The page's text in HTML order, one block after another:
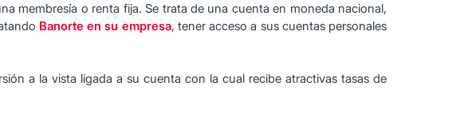
membresía o renta fija. Se trata de una cuenta en moneda nacional,
Banorte en su empresa, tener acceso a sus cuentas personales
a la vista ligada a su cuenta con la cual recibe atractivas tasas de